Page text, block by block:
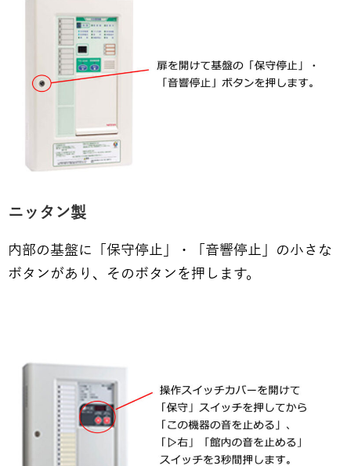
ニッタン製
内部の基盤に「保守停止」・「音響停止」の小さな
ボタンがあり、そのボタンを押します。